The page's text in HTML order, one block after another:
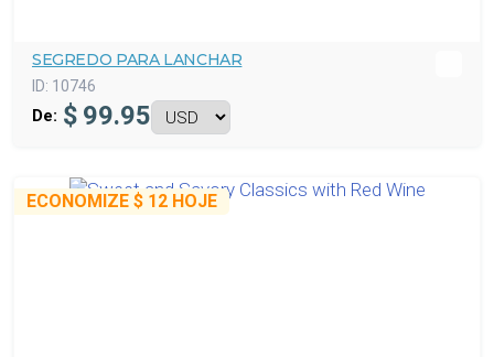
SEGREDO PARA LANCHAR
ID: 10746
De: $ 99.95
ECONOMIZE $ 12 HOJE